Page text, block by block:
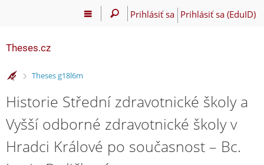
Prihlásiť sa Prihlásiť sa (EduID)
Theses.cz
>
Theses g18l6m
Historie Střední zdravotnické školy a
Vyšší odborné zdravotnické školy v
Hradci Králové po současnost – Bc.